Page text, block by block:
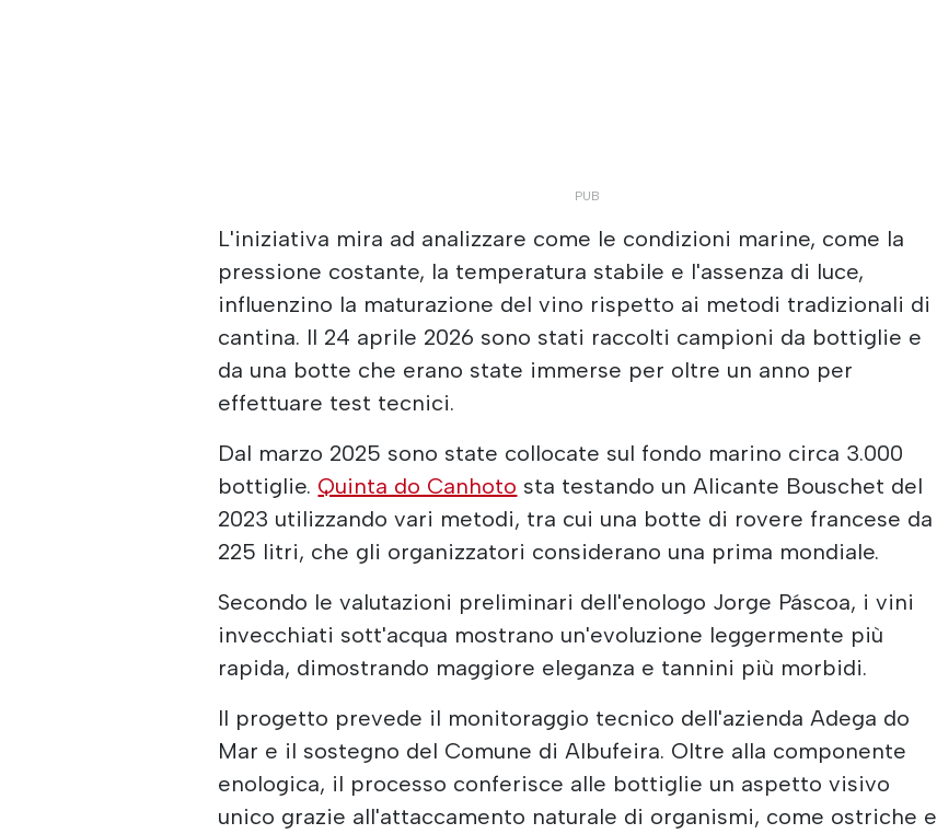
L'iniziativa mira ad analizzare come le condizioni marine, come la
pressione costante, la temperatura stabile e l'assenza di luce,
influenzino la maturazione del vino rispetto ai metodi tradizionali di
cantina. Il 24 aprile 2026 sono stati raccolti campioni da bottiglie e
da una botte che erano state immerse per oltre un anno per
effettuare test tecnici.
Dal marzo 2025 sono state collocate sul fondo marino circa 3.000
bottiglie. Quinta do Canhoto sta testando un Alicante Bouschet del
2023 utilizzando vari metodi, tra cui una botte di rovere francese da
225 litri, che gli organizzatori considerano una prima mondiale.
Secondo le valutazioni preliminari dell'enologo Jorge Páscoa, i vini
invecchiati sott'acqua mostrano un'evoluzione leggermente più
rapida, dimostrando maggiore eleganza e tannini più morbidi.
Il progetto prevede il monitoraggio tecnico dell'azienda Adega do
Mar e il sostegno del Comune di Albufeira. Oltre alla componente
enologica, il processo conferisce alle bottiglie un aspetto visivo
unico grazie all'attaccamento naturale di organismi, come ostriche e